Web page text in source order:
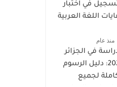
في اختبار
اللغة العربية
منذ عام
في الجزائر
2026: دليل الرسوم
لجميع